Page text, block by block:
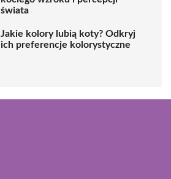
świata
Jakie kolory lubią koty? Odkryj
ich preferencje kolorystyczne